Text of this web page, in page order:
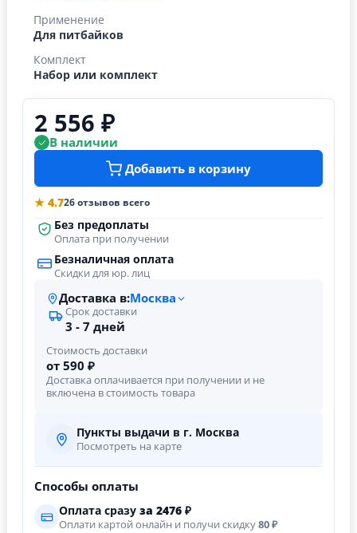
Применение
Для питбайков
Комплект
Набор или комплект
2 556 ₽
В наличии
Добавить в корзину
★ 4.726 отзывов всего
Без предоплаты
Оплата при получении
Безналичная оплата
Скидки для юр. лиц
Доставка в:Москва
Срок доставки
3 - 7 дней
Стоимость доставки
от 590 ₽
Доставка оплачивается при получении и не
включена в стоимость товара
Пункты выдачи в г. Москва
Посмотреть на карте
Способы оплаты
Оплата сразу за 2476 ₽
Оплати картой онлайн и получи скидку80 ₽